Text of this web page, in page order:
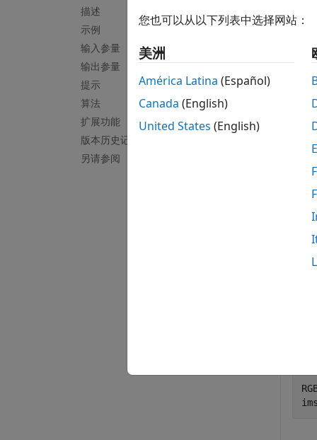
描述
示例
输入参量
输出参量
提示
算法
扩展功能
版本历史记录
另请参阅
语法
说明
示例
全部
您也可以从以下列表中选择网站：
美洲
América Latina (Español)
Canada (English)
United States (English)